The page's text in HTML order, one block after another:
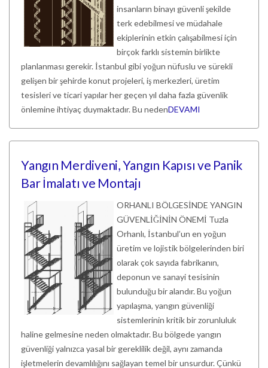
insanların binayı güvenli şekilde
terk edebilmesi ve müdahale
ekiplerinin etkin çalışabilmesi için
birçok farklı sistemin birlikte
planlanması gerekir. İstanbul gibi yoğun nüfuslu ve sürekli
gelişen bir şehirde konut projeleri, iş merkezleri, üretim
tesisleri ve ticari yapılar her geçen yıl daha fazla güvenlik
önlemine ihtiyaç duymaktadır. Bu nedenDEVAMI
Yangın Merdiveni, Yangın Kapısı ve Panik
Bar İmalatı ve Montajı
ORHANLI BÖLGESİNDE YANGIN
GÜVENLİĞİNİN ÖNEMİ Tuzla
Orhanlı, İstanbul’un en yoğun
üretim ve lojistik bölgelerinden biri
olarak çok sayıda fabrikanın,
deponun ve sanayi tesisinin
bulunduğu bir alandır. Bu yoğun
yapılaşma, yangın güvenliği
sistemlerinin kritik bir zorunluluk
haline gelmesine neden olmaktadır. Bu bölgede yangın
güvenliği yalnızca yasal bir gereklilik değil, aynı zamanda
işletmelerin devamlılığını sağlayan temel bir unsurdur. Çünkü